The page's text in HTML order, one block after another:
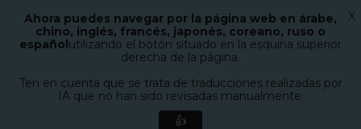
buscar
Menú
Cerrar
Ahora puedes navegar por la página web en árabe,
chino, inglés, francés, japonés, coreano, ruso o
españolutilizando el botón situado en la esquina superior
derecha de la página.
Ten en cuenta que se trata de traducciones realizadas por
IA que no han sido revisadas manualmente.
👍
X